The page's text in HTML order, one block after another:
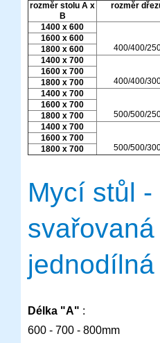
rozměr stolu A x
B
rozměr
1400 x 600
400/400/
1600 x 600
1800 x 600
1400 x 700
400/400/
1600 x 700
1800 x 700
1400 x 700
500/500/
1600 x 700
1800 x 700
1400 x 700
500/500/
1600 x 700
1800 x 700
Mycí stůl -
jednodílná
Délka "A" :
600 - 700 - 800mm